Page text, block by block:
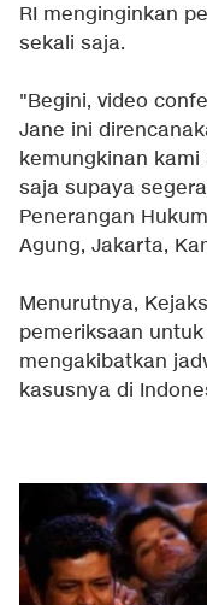
RI menginginkan
sekali saja.
"Begini, video
Jane ini
kemungkinan
saja supaya
Penerangan
Agung, Jakarta,
Menurutnya,
pemeriksaan
mengakibatkan
kasusnya di